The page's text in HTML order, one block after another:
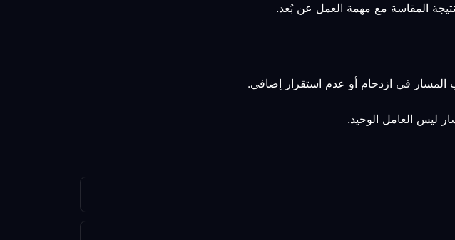
المقاسة مع مهمة العمل عن بُعد.
المسار في ازدحام أو عدم استقرار إضافي.